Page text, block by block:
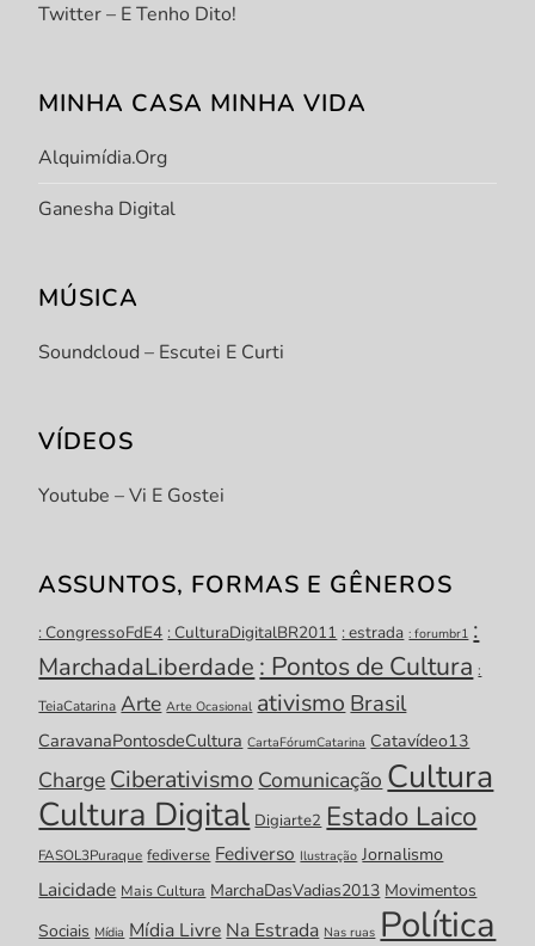
Twitter – E Tenho Dito!
MINHA CASA MINHA VIDA
Alquimídia.org
Ganesha Digital
MÚSICA
Soundcloud – Escutei E Curti
VÍDEOS
Youtube – Vi E Gostei
ASSUNTOS, FORMAS E GÊNEROS
: CongressoFdE4 : CulturaDigitalBR2011 : estrada : forumbr1 :
MarchadaLiberdade : Pontos de Cultura :
TeiaCatarina Arte Arte Ocasional ativismoBrasil
CaravanaPontosdeCultura CartaFórumCatarina Catavídeo13
ChargeCiberativismoComunicação Cultura
Cultura Digital Digiarte2 Estado Laico
FASOL3Puraque fediverse Fediverso Ilustração Jornalismo
Laicidade Mais Cultura MarchaDasVadias2013 Movimentos
Sociais Mídia Mídia LivreNa Estrada Nas ruas Política